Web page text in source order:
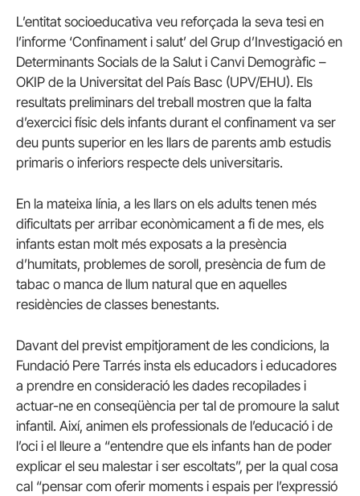
L’entitat socioeducativa veu reforçada la seva tesi en
l’informe ‘Confinament i salut’ del Grup d’Investigació en
Determinants Socials de la Salut i Canvi Demogràfic –
OKIP de la Universitat del País Basc (UPV/EHU). Els
resultats preliminars del treball mostren que la falta
d’exercici físic dels infants durant el confinament va ser
deu punts superior en les llars de parents amb estudis
primaris o inferiors respecte dels universitaris.
En la mateixa línia, a les llars on els adults tenen més
dificultats per arribar econòmicament a fi de mes, els
infants estan molt més exposats a la presència
d’humitats, problemes de soroll, presència de fum de
tabac o manca de llum natural que en aquelles
residències de classes benestants.
Davant del previst empitjorament de les condicions, la
Fundació Pere Tarrés insta els educadors i educadores
a prendre en consideració les dades recopilades i
actuar-ne en conseqüència per tal de promoure la salut
infantil. Així, animen els professionals de l’educació i de
l’oci i el lleure a “entendre que els infants han de poder
explicar el seu malestar i ser escoltats”, per la qual cosa
cal “pensar com oferir moments i espais per l’expressió